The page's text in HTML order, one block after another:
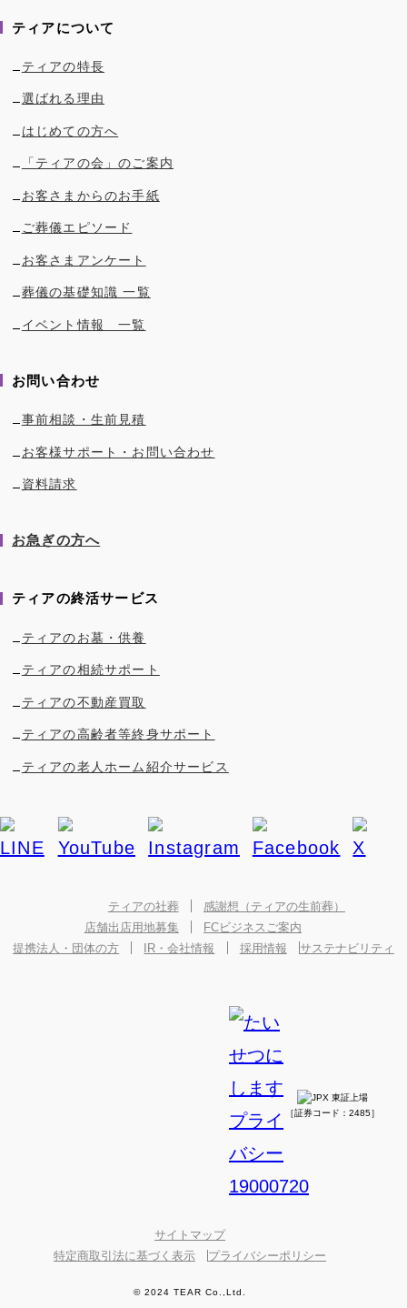
ティアについて
ティアの特長
選ばれる理由
はじめての方へ
「ティアの会」のご案内
お客さまからのお手紙
ご葬儀エピソード
お客さまアンケート
葬儀の基礎知識 一覧
イベント情報 一覧
お問い合わせ
事前相談・生前見積
お客様サポート・お問い合わせ
資料請求
お急ぎの方へ
ティアの終活サービス
ティアのお墓・供養
ティアの相続サポート
ティアの不動産買取
ティアの高齢者等終身サポート
ティアの老人ホーム紹介サービス
ティアの社葬
感謝想（ティアの生前葬）
店舗出店用地募集
FCビジネスご案内
提携法人・団体の方
IR・会社情報 採用情報 サステナビリティ
［証券コード：2485］
サイトマップ
特定商取引法に基づく表示
プライバシーポリシー
© 2024 TEAR Co.,Ltd.